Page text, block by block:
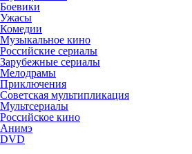
Боевики
Ужасы
Комедии
Музыкальное кино
Российские сериалы
Зарубежные сериалы
Мелодрамы
Приключения
Советская мультипликация
Мультсериалы
Российское кино
Анимэ
DVD